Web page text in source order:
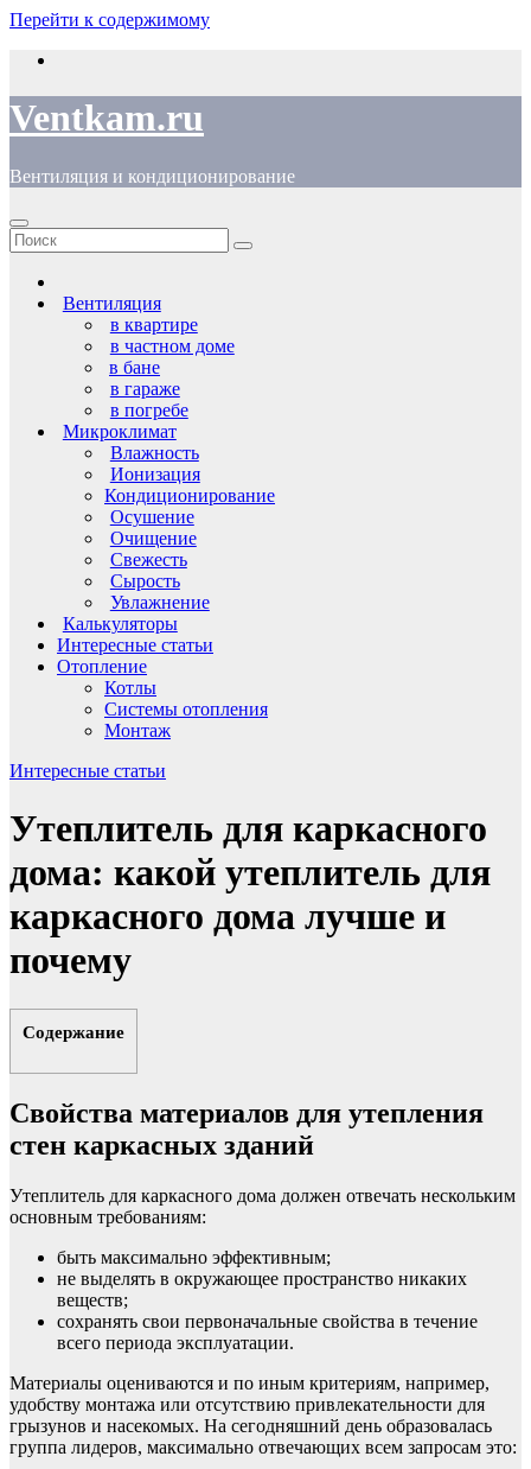
Перейти к содержимому
Ventkam.ru
Вентиляция и кондиционирование
Вентиляция
в квартире
в частном доме
в бане
в гараже
в погребе
Микроклимат
Влажность
Ионизация
Кондиционирование
Осушение
Очищение
Свежесть
Сырость
Увлажнение
Калькуляторы
Интересные статьи
Отопление
Котлы
Системы отопления
Монтаж
Интересные статьи
Утеплитель для каркасного
дома: какой утеплитель для
каркасного дома лучше и
почему
Содержание
Свойства материалов для утепления
стен каркасных зданий
Утеплитель для каркасного дома должен отвечать нескольким
основным требованиям:
быть максимально эффективным;
не выделять в окружающее пространство никаких
веществ;
сохранять свои первоначальные свойства в течение
всего периода эксплуатации.
Материалы оцениваются и по иным критериям, например,
удобству монтажа или отсутствию привлекательности для
грызунов и насекомых. На сегодняшний день образовалась
группа лидеров, максимально отвечающих всем запросам это: